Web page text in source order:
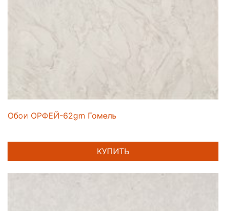
Обои ОРФЕЙ-62gm Гомель
КУПИТЬ